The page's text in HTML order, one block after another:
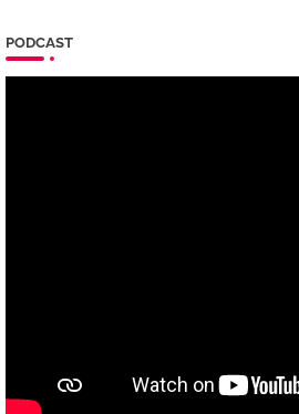
PODCAST